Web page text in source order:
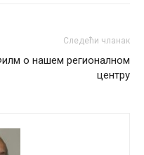
Следећи чланак
о нашем регионалном
центру